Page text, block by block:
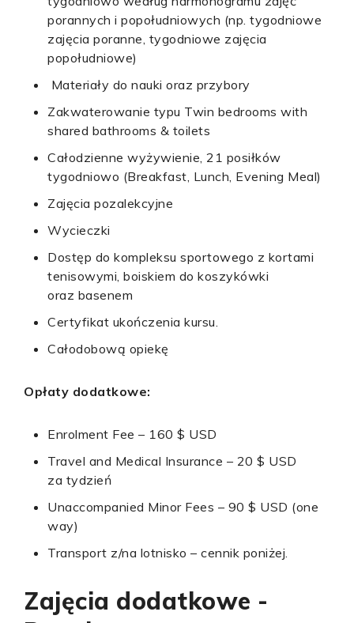
porannych i popołudniowych (np. tygodniowe
zajęcia poranne, tygodniowe zajęcia
popołudniowe)
Materiały do nauki oraz przybory
Zakwaterowanie typu Twin bedrooms with
shared bathrooms & toilets
Całodzienne wyżywienie, 21 posiłków
tygodniowo (Breakfast, Lunch, Evening Meal)
Zajęcia pozalekcyjne
Wycieczki
Dostęp do kompleksu sportowego z kortami
tenisowymi, boiskiem do koszykówki
oraz basenem
Certyfikat ukończenia kursu.
Całodobową opiekę
Opłaty dodatkowe:
Enrolment Fee – 160 $ USD
Travel and Medical Insurance – 20 $ USD
za tydzień
Unaccompanied Minor Fees – 90 $ USD (one
way)
Transport z/na lotnisko – cennik poniżej.
Zajęcia dodatkowe -